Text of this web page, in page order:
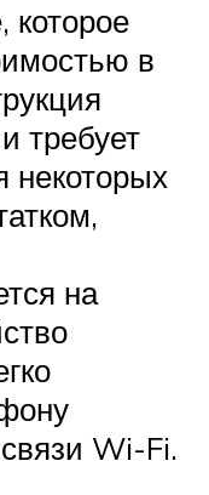
которое
в
требует
некоторых
на
Wi-Fi.